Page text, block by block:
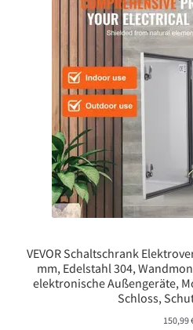
VEVOR Schaltschrank
mm, Edelstahl 304,
elektronische Außengeräte,
Schloss,
150,99